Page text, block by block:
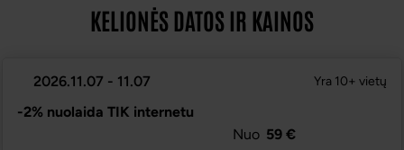
KELIONĖS DATOS IR KAINOS
2026.11.07 - 11.07 Yra 10+ vietų
-2% nuolaida TIK internetu
Nuo 59 €